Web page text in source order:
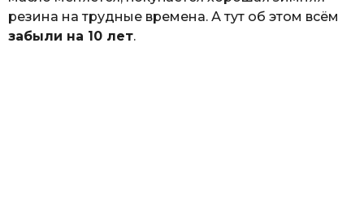
резина на трудные времена. А тут об этом всём
забыли на 10 лет.